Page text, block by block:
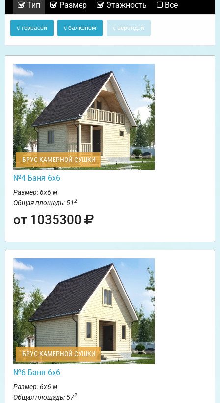
Тип Размер Этажность Все
с террасой с балконом с верандой
БРУС КАМЕРНОЙ СУШКИ
№4 Баня 6х6
Размер: 6х6 м
Общая площадь: 512
от 1035300
БРУС КАМЕРНОЙ СУШКИ
№6 Баня 6х6
Размер: 6х6 м
Общая площадь: 572